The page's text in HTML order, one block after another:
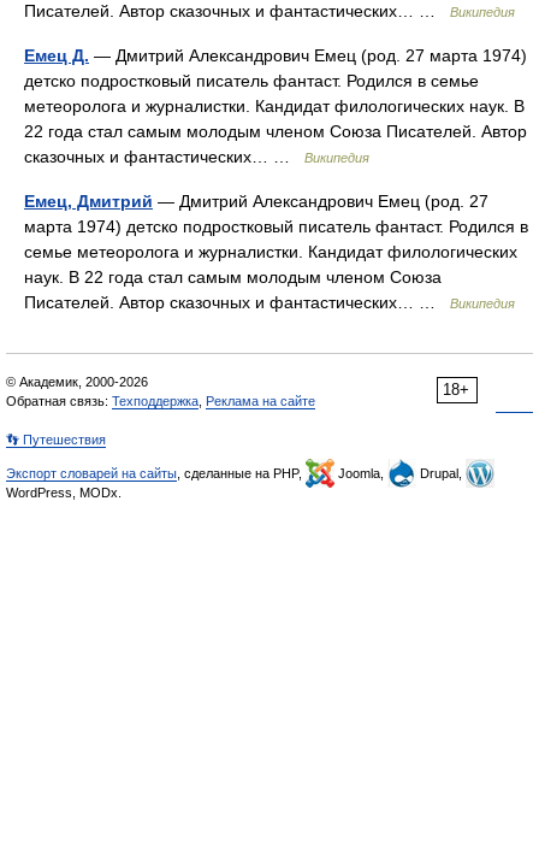
Писателей. Автор сказочных и фантастических… …
Википедия
Емец Д. — Дмитрий Александрович Емец (род. 27 марта 1974)
детско подростковый писатель фантаст. Родился в семье
метеоролога и журналистки. Кандидат филологических наук. В
22 года стал самым молодым членом Союза Писателей. Автор
сказочных и фантастических… …
Википедия
Емец, Дмитрий — Дмитрий Александрович Емец (род. 27
марта 1974) детско подростковый писатель фантаст. Родился в
семье метеоролога и журналистки. Кандидат филологических
наук. В 22 года стал самым молодым членом Союза
Писателей. Автор сказочных и фантастических… …
Википедия
18+
© Академик, 2000-2026
Обратная связь: Техподдержка Реклама на сайте
👣 Путешествия
Экспорт словарей на сайты , сделанные на PHP, Joomla,
Drupal,
WordPress, MODx.